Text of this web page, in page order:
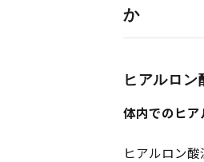
か
ヒアルロ
体内でのヒ
ヒアルロン